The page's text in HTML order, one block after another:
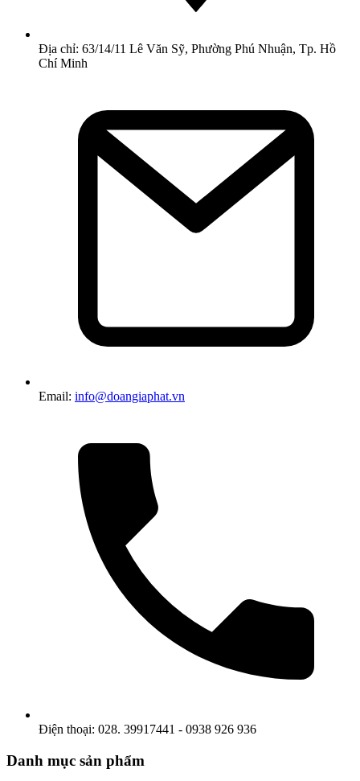
Địa chỉ: 63/14/11 Lê Văn Sỹ, Phường Phú Nhuận, Tp. Hồ
Chí Minh
Email: info@doangiaphat.vn
Điện thoại: 028. 39917441 - 0938 926 936
Danh mục sản phẩm